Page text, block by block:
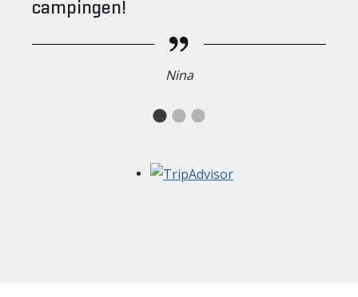
campingen!
Nina